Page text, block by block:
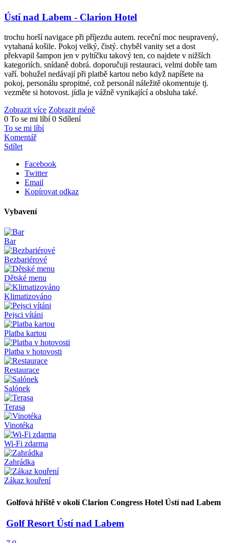
Ústí nad Labem - Clarion Hotel
trochu horší navigace při příjezdu autem. receční moc neupravený,
vytahaná košile. Pokoj velký, čistý. chyběl vanity set a dost
překvapil šampon jen v pyltíčku takový ten, co najdete v nižších
kategoriích. snídaně dobrá. doporučuji restauraci, velmi dobře tam
vaří. bohužel nedávají při platbě kartou nebo když napíšete na
pokoj, personálu spropitné, což personál náležitě okomentuje tj.
vezměte si hotovost. jídla je vážně vynikající a obsluha také.
Zobrazit více Zobrazit méně
0 To se mi líbí 0 Sdílení
To se mi líbí
Komentář
Sdílet
Facebook
Twitter
Email
Kopírovat odkaz
Vybavení
Bar
Bezbariérové
Dětské menu
Klimatizováno
Pejsci vítáni
Platba kartou
Platba v hotovosti
Restaurace
Salónek
Terasa
Vinotéka
Wi-Fi zdarma
Zahrádka
Zákaz kouření
Golfová hřiště v okolí Clarion Congress Hotel Ústí nad Labem
Golf Resort Ústí nad Labem